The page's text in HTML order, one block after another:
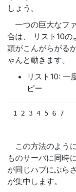
しょう。
一つの巨大なフ
合は、 リスト10の
頭がこんがらがる
ゃんと動きます。
リスト10: 一
ピー
1 2 3 4 5 6 7
この方法のよう
ものサーバに同時
が同じハブにぶら
が集中します。